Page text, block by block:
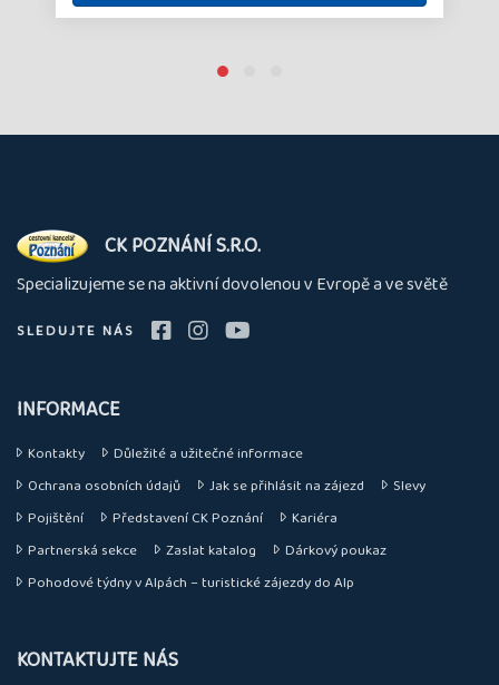
O
nás
CK POZNÁNÍ S.R.O.
Specializujeme se na aktivní dovolenou v Evropě a ve světě
SLEDUJTE NÁS
INFORMACE
Kontakty
Důležité a užitečné informace
Ochrana osobních údajů
Jak se přihlásit na zájezd
Slevy
Pojištění
Představení CK Poznání
Kariéra
Partnerská sekce
Zaslat katalog
Dárkový poukaz
Pohodové týdny v Alpách – turistické zájezdy do Alp
KONTAKTUJTE NÁS